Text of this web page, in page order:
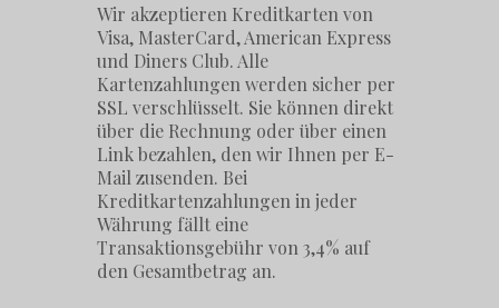
Wir akzeptieren Kreditkarten von
Visa, MasterCard, American Express
und Diners Club. Alle
Kartenzahlungen werden sicher per
SSL verschlüsselt. Sie können direkt
über die Rechnung oder über einen
Link bezahlen, den wir Ihnen per E-
Mail zusenden. Bei
Kreditkartenzahlungen in jeder
Währung fällt eine
Transaktionsgebühr von 3,4% auf
den Gesamtbetrag an.